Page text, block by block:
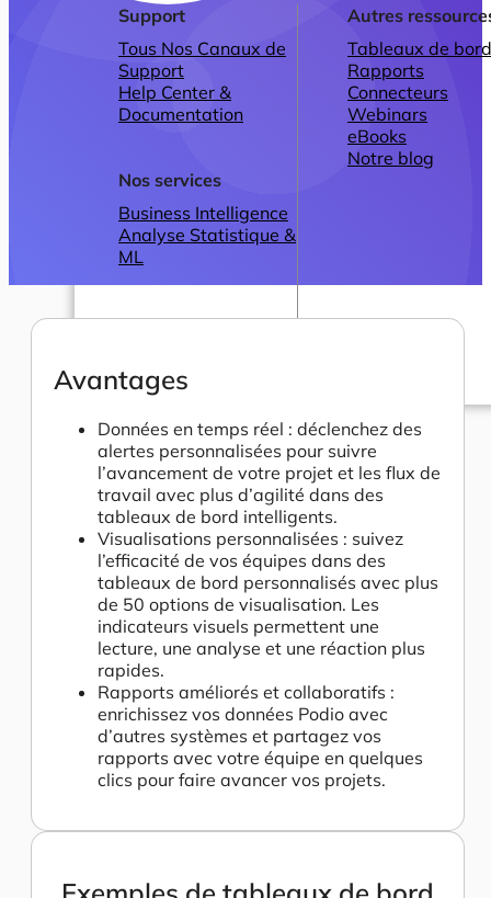
Support
Tous Nos Canaux de
Support
Help Center &
Documentation
Nos services
Business Intelligence
Analyse Statistique &
ML
Autres
Tableaux de
Rapports
Connecteurs
Webinars
eBooks
Notre blog
Avantages
Données en temps réel : déclenchez des
alertes personnalisées pour suivre
l’avancement de votre projet et les flux de
travail avec plus d’agilité dans des
tableaux de bord intelligents.
Visualisations personnalisées : suivez
l’efficacité de vos équipes dans des
tableaux de bord personnalisés avec plus
de 50 options de visualisation. Les
indicateurs visuels permettent une
lecture, une analyse et une réaction plus
rapides.
Rapports améliorés et collaboratifs :
enrichissez vos données Podio avec
d’autres systèmes et partagez vos
rapports avec votre équipe en quelques
clics pour faire avancer vos projets.